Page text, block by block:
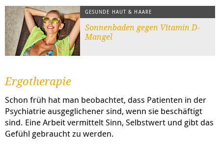
GESUNDE HAUT & HAARE
Sonnenbaden gegen Vitamin D-
Mangel
Ergotherapie
Schon früh hat man beobachtet, dass Patienten in der
Psychiatrie ausgeglichener sind, wenn sie beschäftigt
sind. Eine Arbeit vermittelt Sinn, Selbstwert und gibt das
Gefühl gebraucht zu werden.